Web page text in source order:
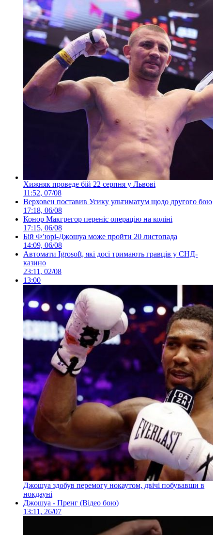
Хижняк проведе бій 22 серпня у Львові
11:52, 07/08
Верховен поставив Усику ультиматум щодо другого бою
17:18, 06/08
Конор Макгрегор переніс операцію на коліні
17:15, 06/08
Бій Ф’юрі-Джошуа може пройти 20 листопада
14:09, 06/08
Автомати Igrosoft, які досі тримають гравців у СНД-
казино
23:11, 02/08
13:00
Джошуа здобув перемогу нокаутом, двічі побувавши в
нокдауні
Джошуа - Пренг (Відео бою)
13:11, 26/07